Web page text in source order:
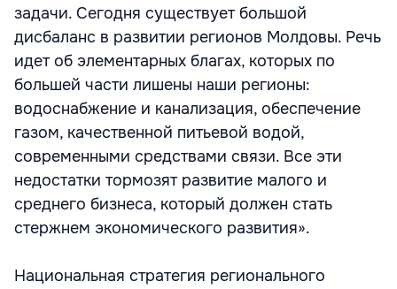
задачи. Сегодня существует большой
дисбаланс в развитии регионов Молдовы. Речь
идет об элементарных благах, которых по
большей части лишены наши регионы:
водоснабжение и канализация, обеспечение
газом, качественной питьевой водой,
современными средствами связи. Все эти
недостатки тормозят развитие малого и
среднего бизнеса, который должен стать
стержнем экономического развития».
Национальная стратегия регионального